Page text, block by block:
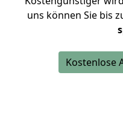
uns können Sie bis
Kostenlose